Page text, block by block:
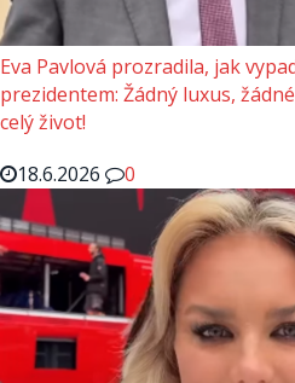
Eva Pavlová prozradila, jak
prezidentem: Žádný luxus,
celý život!
18.6.2026
0